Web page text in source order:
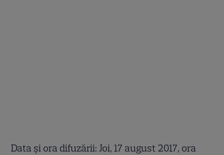
Data și ora difuzării: Joi, 17 august 2017, ora